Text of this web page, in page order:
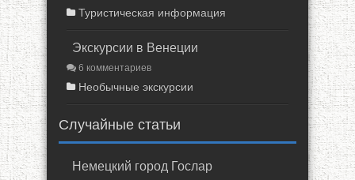
Туристическая информация
Экскурсии в Венеции
6 комментариев
Необычные экскурсии
Случайные статьи
Немецкий город Гослар